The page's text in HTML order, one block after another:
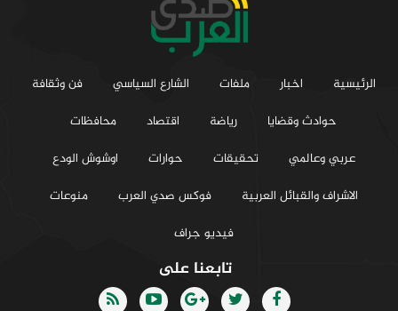
الرئيسية اخبار ملفات الشارع السياسي
فن وثقافة
حوادث وقضايا
رياضة اقتصاد
محافظات
عربي وعالمي
تحقيقات حوارات
اوشوش الودع
الاشراف والقبائل العربية
فوكس صدي العرب
منوعات
فيديو جراف
تابعنا على